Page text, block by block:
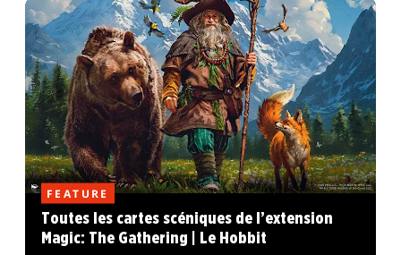
FEATURE
Toutes les cartes scéniques de l’extension
Magic: The Gathering | Le Hobbit